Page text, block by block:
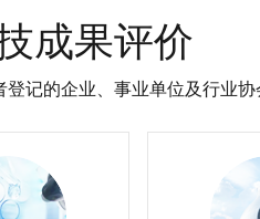
成果评价
记的企业、事业单位及行业